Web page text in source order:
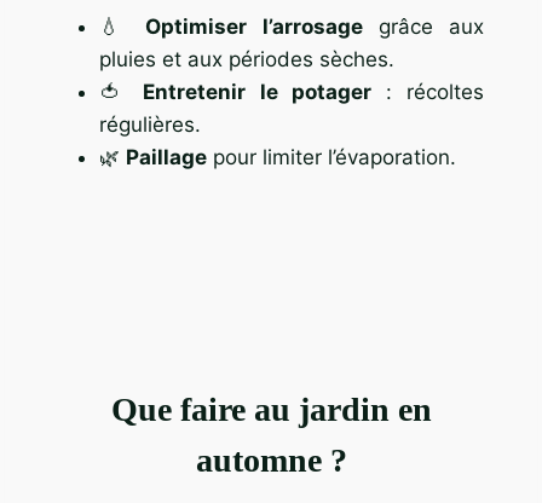
💧Optimiser l’arrosagegrâce aux
pluies et aux périodes sèches.
🍅 Entretenir le potager: récoltes
régulières.
🌿 Paillage pour limiter l’évaporation.
Que faire au jardin en
automne ?